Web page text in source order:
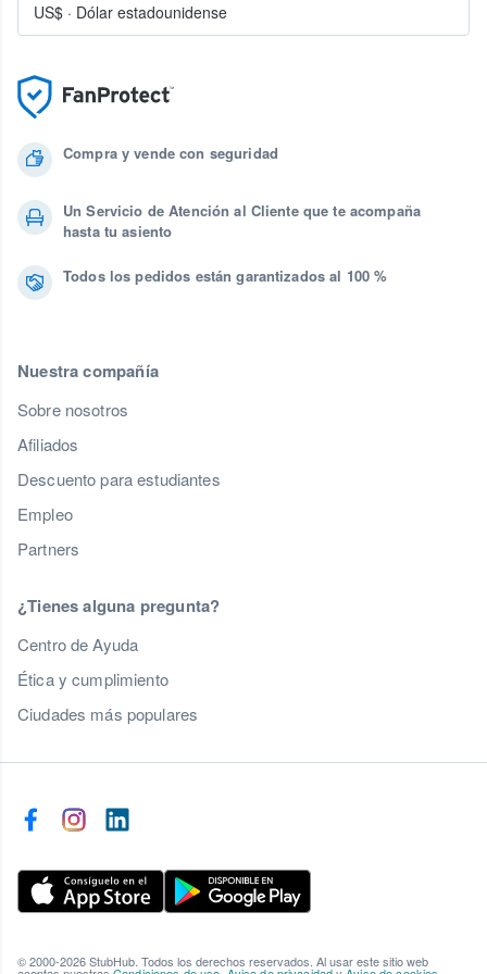
Compra y vende con seguridad
Un Servicio de Atención al Cliente que te acompaña
hasta tu asiento
Todos los pedidos están garantizados al 100 %
Nuestra compañía
Sobre nosotros
Afiliados
Descuento para estudiantes
Empleo
Partners
¿Tienes alguna pregunta?
Centro de Ayuda
Ética y cumplimiento
Ciudades más populares
US$ · Dólar estadounidense
© 2000-2026 StubHub. Todos los derechos reservados. Al usar este sitio web